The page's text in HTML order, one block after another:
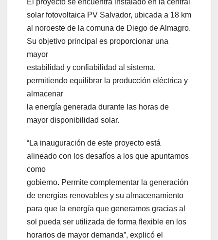
El proyecto se encuentra instalado en la central
solar fotovoltaica PV Salvador, ubicada a 18 km
al noroeste de la comuna de Diego de Almagro.
Su objetivo principal es proporcionar una
mayor
estabilidad y confiabilidad al sistema,
permitiendo equilibrar la producción eléctrica y
almacenar
la energía generada durante las horas de
mayor disponibilidad solar.
“La inauguración de este proyecto está
alineado con los desafíos a los que apuntamos
como
gobierno. Permite complementar la generación
de energías renovables y su almacenamiento
para que la energía que generamos gracias al
sol pueda ser utilizada de forma flexible en los
horarios de mayor demanda”, explicó el